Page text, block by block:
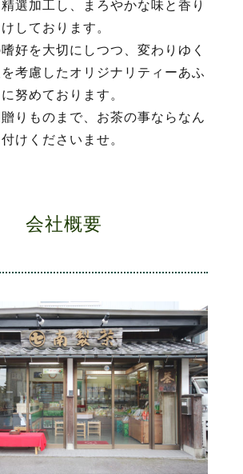
選加工し、まろやかな味と香り
しております。
好を大切にしつつ、変わりゆく
考慮したオリジナリティーあふ
努めております。
りものまで、お茶の事ならなん
けくださいませ。
会社概要